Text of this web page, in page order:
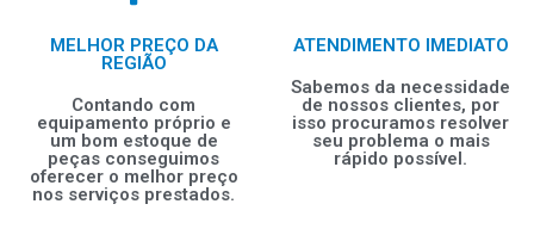
MELHOR PREÇO DA
REGIÃO
Contando com
equipamento próprio e
um bom estoque de
peças conseguimos
oferecer o melhor preço
nos serviços prestados.
ATENDIMENTO IMEDIATO
Sabemos da necessidade
de nossos clientes, por
isso procuramos resolver
seu problema o mais
rápido possível.